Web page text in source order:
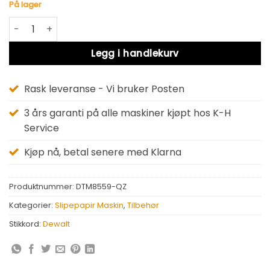
På lager
Dewalt DTM8559-QZ antall
Legg i handlekurv
Alternative:
Rask leveranse - Vi bruker Posten
3 års garanti på alle maskiner kjøpt hos K-H
Service
Kjøp nå, betal senere med Klarna
Produktnummer: DTM8559-QZ
Kategorier: Slipepapir Maskin, Tilbehør
Stikkord: Dewalt